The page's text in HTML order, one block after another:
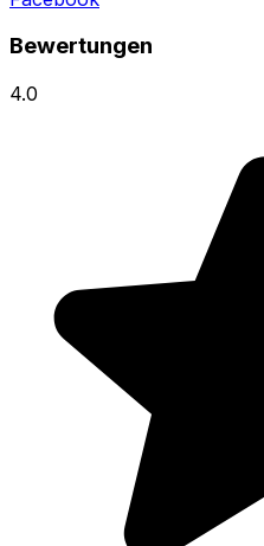
Bewertungen
4.0